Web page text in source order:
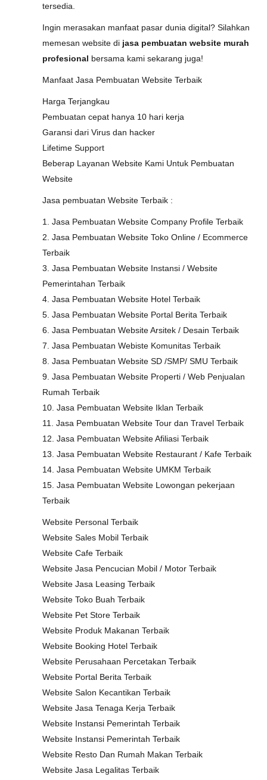
tersedia.
Ingin merasakan manfaat pasar dunia digital? Silahkan
memesan website di jasa pembuatan website murah
profesional bersama kami sekarang juga!
Manfaat Jasa Pembuatan Website Terbaik
Harga Terjangkau
Pembuatan cepat hanya 10 hari kerja
Garansi dari Virus dan hacker
Lifetime Support
Beberap Layanan Website Kami Untuk Pembuatan
Website
Jasa pembuatan Website Terbaik :
1. Jasa Pembuatan Website Company Profile Terbaik
2. Jasa Pembuatan Website Toko Online / Ecommerce
Terbaik
3. Jasa Pembuatan Website Instansi / Website
Pemerintahan Terbaik
4. Jasa Pembuatan Website Hotel Terbaik
5. Jasa Pembuatan Website Portal Berita Terbaik
6. Jasa Pembuatan Website Arsitek / Desain Terbaik
7. Jasa Pembuatan Webiste Komunitas Terbaik
8. Jasa Pembuatan Website SD /SMP/ SMU Terbaik
9. Jasa Pembuatan Website Properti / Web Penjualan
Rumah Terbaik
10. Jasa Pembuatan Website Iklan Terbaik
11. Jasa Pembuatan Website Tour dan Travel Terbaik
12. Jasa Pembuatan Website Afiliasi Terbaik
13. Jasa Pembuatan Website Restaurant / Kafe Terbaik
14. Jasa Pembuatan Website UMKM Terbaik
15. Jasa Pembuatan Website Lowongan pekerjaan
Terbaik
Website Personal Terbaik
Website Sales Mobil Terbaik
Website Cafe Terbaik
Website Jasa Pencucian Mobil / Motor Terbaik
Website Jasa Leasing Terbaik
Website Toko Buah Terbaik
Website Pet Store Terbaik
Website Produk Makanan Terbaik
Website Booking Hotel Terbaik
Website Perusahaan Percetakan Terbaik
Website Portal Berita Terbaik
Website Salon Kecantikan Terbaik
Website Jasa Tenaga Kerja Terbaik
Website Instansi Pemerintah Terbaik
Website Instansi Pemerintah Terbaik
Website Resto Dan Rumah Makan Terbaik
Website Jasa Legalitas Terbaik